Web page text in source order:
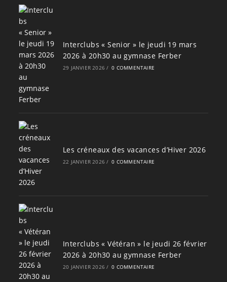
Interclubs « Senior » le jeudi 19 mars
2026 à 20h30 au gymnase Ferber
29 JANVIER 2026 / 0 COMMENTAIRE
Les créneaux des vacances d’Hiver 2026
22 JANVIER 2026 / 0 COMMENTAIRE
Interclubs « Vétéran » le jeudi 26 février
2026 à 20h30 au gymnase Ferber
20 JANVIER 2026 / 0 COMMENTAIRE